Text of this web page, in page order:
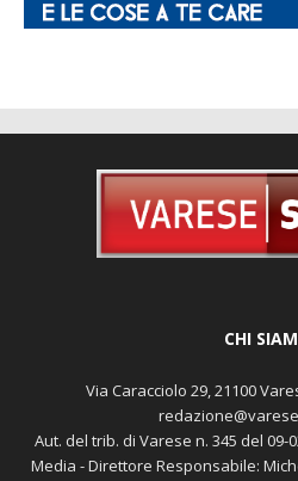
CHI
Via Caracciolo 29, 21100
Aut. del trib. di Varese n. 345 del 09-
Media - Direttore Responsabile: